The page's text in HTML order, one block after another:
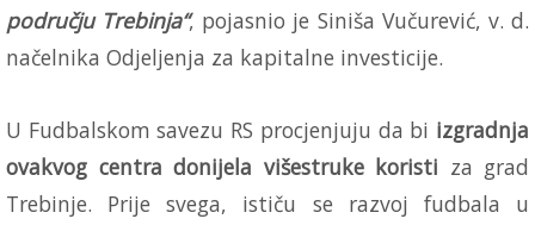
području Trebinja“, pojasnio je Siniša Vučurević, v. d.
načelnika Odjeljenja za kapitalne investicije.
U Fudbalskom savezu RS procjenjuju da bi izgradnja
ovakvog centra donijela višestruke koristi za grad
Trebinje. Prije svega, ističu se razvoj fudbala u